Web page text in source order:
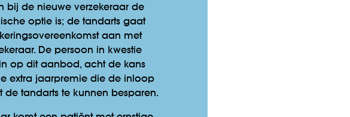
bij de nieuwe verzekeraar de
optie is; de tandarts gaat
aan met
De persoon in kwestie
op dit aanbod, acht de kans
extra jaarpremie die de inloop
de tandarts te kunnen besparen.